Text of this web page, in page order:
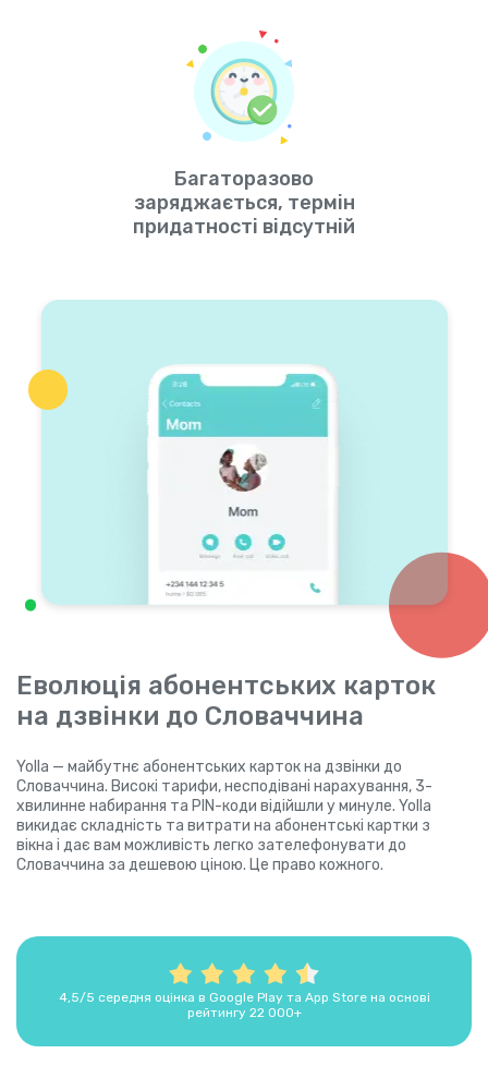
Багаторазово
заряджається, термін
придатності відсутній
Еволюція абонентських карток
на дзвінки до Словаччина
Yolla — майбутнє абонентських карток на дзвінки до
Словаччина. Високі тарифи, несподівані нарахування, 3-
хвилинне набирання та PIN-коди відійшли у минуле. Yolla
викидає складність та витрати на абонентські картки з
вікна і дає вам можливість легко зателефонувати до
Словаччина за дешевою ціною. Це право кожного.
4,5/5 середня оцінка в Google Play та App Store на основі
рейтингу 22 000+